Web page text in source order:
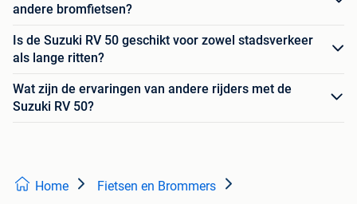
andere bromfietsen?
Is de Suzuki RV 50 geschikt voor zowel stadsverkeer
als lange ritten?
Wat zijn de ervaringen van andere rijders met de
Suzuki RV 50?
Home Fietsen en Brommers